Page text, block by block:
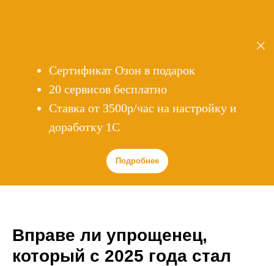
Сертификат Озон в подарок
20 сервисов бесплатно
Cтавка от 3500р/час на настройку и
доработку 1С
Подробнее
Вправе ли упрощенец,
который с 2025 года стал